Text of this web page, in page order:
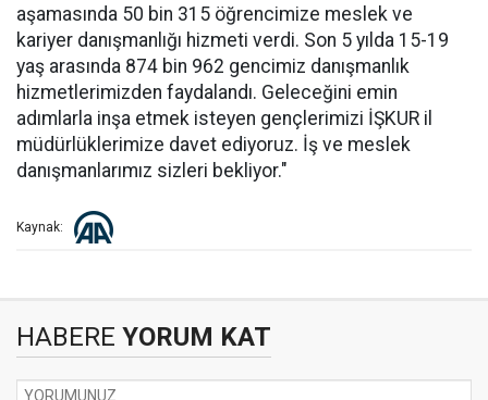
aşamasında 50 bin 315 öğrencimize meslek ve
kariyer danışmanlığı hizmeti verdi. Son 5 yılda 15-19
yaş arasında 874 bin 962 gencimiz danışmanlık
hizmetlerimizden faydalandı. Geleceğini emin
adımlarla inşa etmek isteyen gençlerimizi İŞKUR il
müdürlüklerimize davet ediyoruz. İş ve meslek
danışmanlarımız sizleri bekliyor."
Kaynak:
HABERE YORUM KAT